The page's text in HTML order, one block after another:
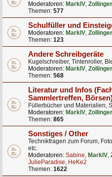
Moderatoren: MarkIV, Zollinger
Themen: 577
Schulfüller und
Moderatoren: MarkIV, Zollinger
Themen: 123
Andere Schreibgeräte
Kugelschreiber, Tintenroller,
Moderatoren: MarkIV, Zollinger
Themen: 568
Literatur und Infos
Sammlertreffen,
Füllerbücher und Materialien,
Moderatoren: MarkIV, Zollinger
Themen: 865
Sonstiges / Other
Technikfragen zum Forum,
etc.
Moderatoren: Sabine, MarkIV,
JulieParadise, HeKe2
Themen: 1622